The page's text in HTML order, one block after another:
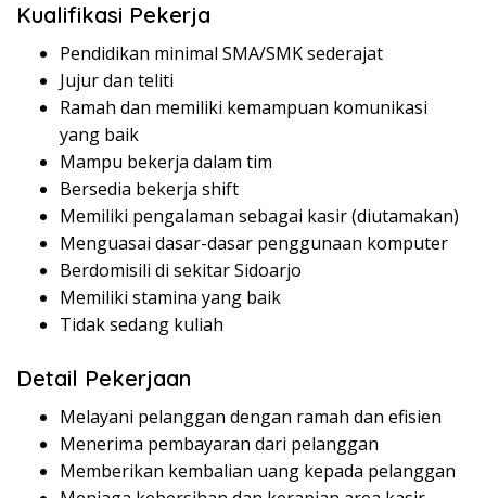
Kualifikasi Pekerja
Pendidikan minimal SMA/SMK sederajat
Jujur dan teliti
Ramah dan memiliki kemampuan komunikasi
yang baik
Mampu bekerja dalam tim
Bersedia bekerja shift
Memiliki pengalaman sebagai kasir (diutamakan)
Menguasai dasar-dasar penggunaan komputer
Berdomisili di sekitar Sidoarjo
Memiliki stamina yang baik
Tidak sedang kuliah
Detail Pekerjaan
Melayani pelanggan dengan ramah dan efisien
Menerima pembayaran dari pelanggan
Memberikan kembalian uang kepada pelanggan